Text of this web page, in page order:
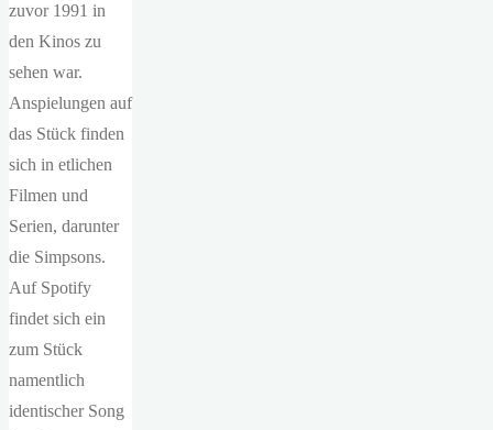
zuvor 1991 in
den Kinos zu
sehen war.
Anspielungen auf
das Stück finden
sich in etlichen
Filmen und
Serien, darunter
die Simpsons.
Auf Spotify
findet sich ein
zum Stück
namentlich
identischer Song